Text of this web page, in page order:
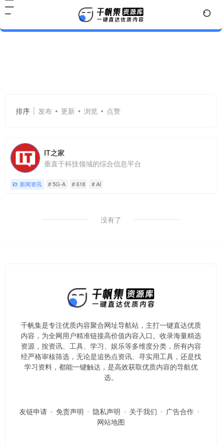
排序 发布 更新 浏览 点赞
IT之家
垂直于科技领域的综合信息平台
新闻资讯 # 5G-A # 618 # AI
没有了
千帆集是专注优质内容聚合网址导航站，主打一键直达优质
内容，为全网用户精准链接高价值内容入口。​收录海量精选
资源，按资讯、工具、学习、娱乐等多维度分类，所有内容
经严格审核筛选，无论是追热点资讯、寻实用工具，还是找
学习资料，都能一键触达，是高效获取优质内容的导航优
选。
友链申请 免责声明 隐私声明 关于我们
广告合作
网站地图